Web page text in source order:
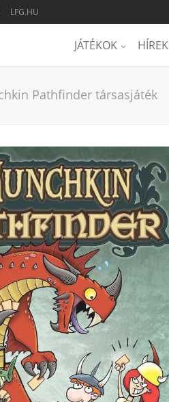
LFG.HU
JÁTÉKOK HÍREK
Pathfinder társasjáték